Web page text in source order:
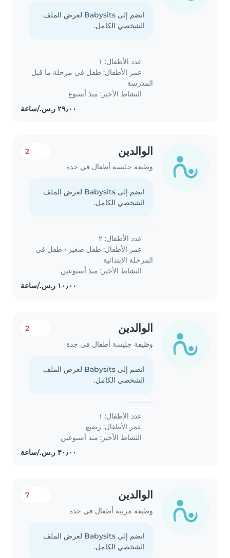
انضم إلى Babysits لعرض الملف
الشخصي الكامل.
عدد الأطفال: ١
عمر الأطفال: طفل في مرحلة ما قبل
المدرسة
النشاط الأخير: منذ أسبوع
الوالدين
وظيفة جليسة أطفال في جدة
2
انضم إلى Babysits لعرض الملف
الشخصي الكامل.
عدد الأطفال: ٢
عمر الأطفال: طفل صغير • طفل في
المرحلة الابتدائية
النشاط الأخير: منذ أسبوعين
الوالدين
وظيفة جليسة أطفال في جدة
2
انضم إلى Babysits لعرض الملف
الشخصي الكامل.
عدد الأطفال: ١
عمر الأطفال: رضيع
النشاط الأخير: منذ أسبوعين
الوالدين
وظيفة مربية أطفال في جدة
7
انضم إلى Babysits لعرض الملف
الشخصي الكامل.